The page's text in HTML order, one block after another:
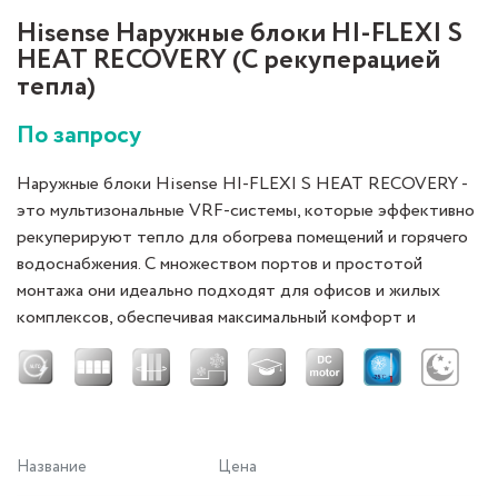
Hisense Наружные блоки HI-FLEXI S
HEAT RECOVERY (С рекуперацией
тепла)
По запросу
Наружные блоки Hisense HI-FLEXI S HEAT RECOVERY -
это мультизональные VRF-системы, которые эффективно
рекуперируют тепло для обогрева помещений и горячего
водоснабжения. С множеством портов и простотой
монтажа они идеально подходят для офисов и жилых
комплексов, обеспечивая максимальный комфорт и
энергоэффективность.
Название Цена